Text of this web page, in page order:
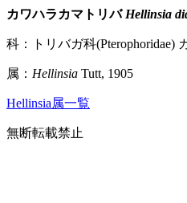
カワハラカマトリバ Hellinsia
科：トリバガ科(Pterophoridae)
属： Hellinsia Tutt, 1905
Hellinsia属一覧
無断転載禁止